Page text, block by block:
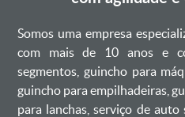
Somos uma empresa
com mais de 10 anos e
segmentos, guincho para
guincho para empilhadeiras,
para lanchas, serviço de auto